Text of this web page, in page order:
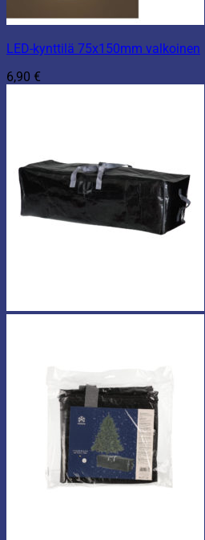
LED-kynttilä 75x150mm valkoinen
6,90 €